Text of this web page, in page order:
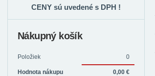
CENY sú uvedené s DPH !
Nákupný košík
Položiek 0
Hodnota nákupu 0,00 €